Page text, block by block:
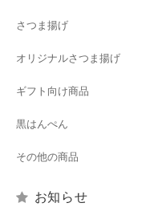
さつま揚げ
オリジナルさつま揚げ
ギフト向け商品
黒はんぺん
その他の商品
お知らせ